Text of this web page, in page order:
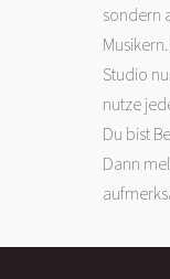
sondern
Studio
nutze
Du bist
Dann